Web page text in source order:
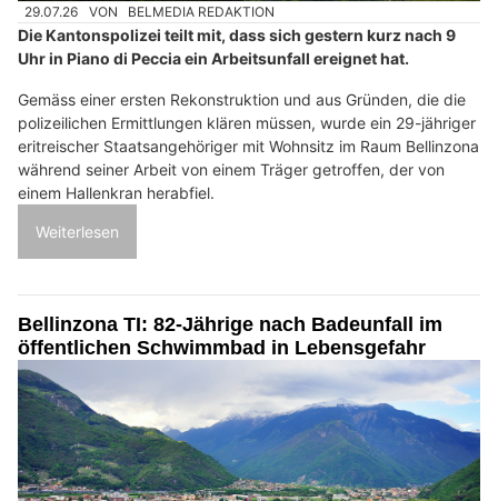
29.07.26 VON BELMEDIA REDAKTION
Die Kantonspolizei teilt mit, dass sich gestern kurz nach 9
Uhr in Piano di Peccia ein Arbeitsunfall ereignet hat.
Gemäss einer ersten Rekonstruktion und aus Gründen, die die
polizeilichen Ermittlungen klären müssen, wurde ein 29-jähriger
eritreischer Staatsangehöriger mit Wohnsitz im Raum Bellinzona
während seiner Arbeit von einem Träger getroffen, der von
einem Hallenkran herabfiel.
Weiterlesen
Bellinzona TI: 82-Jährige nach Badeunfall im
öffentlichen Schwimmbad in Lebensgefahr